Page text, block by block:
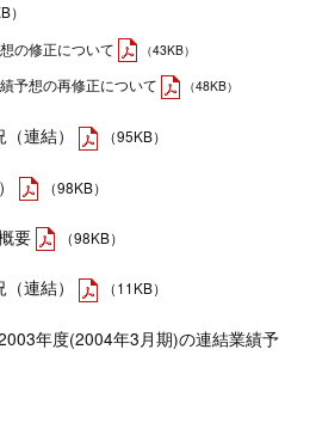
）
の修正について
（43KB）
予想の再修正について （48KB）
連結） （95KB）
（98KB）
要 （98KB）
連結） （11KB）
年度(2004年3月期)の連結業績予